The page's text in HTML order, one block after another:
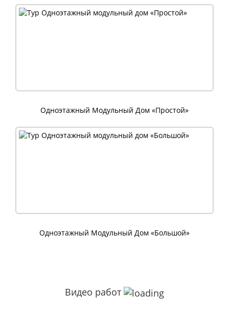
Одноэтажный Модульный Дом «Простой»
Одноэтажный Модульный Дом «Большой»
Видео работ